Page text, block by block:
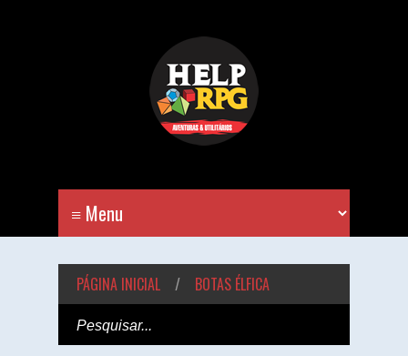
PÁGINA INICIAL / BOTAS ÉLFICA